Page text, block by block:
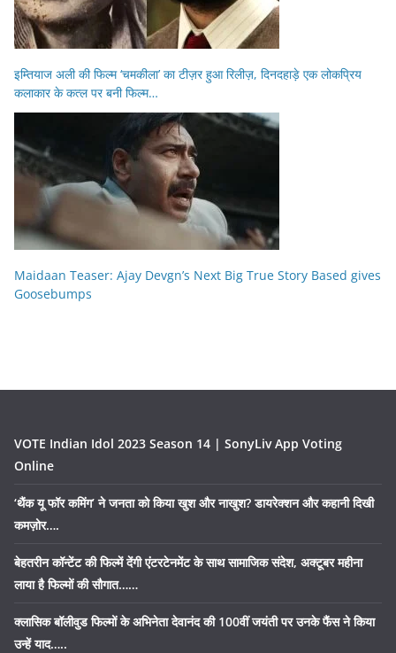
इम्तियाज अली की फिल्म ‘चमकीला’ का टीज़र हुआ रिलीज़, दिनदहाड़े एक लोकप्रिय
कलाकार के कत्ल पर बनी फिल्म…
Maidaan Teaser: Ajay Devgn’s Next Big True Story Based gives
Goosebumps
VOTE Indian Idol 2023 Season 14 | SonyLiv App Voting
Online
‘थैंक यू फॉर कमिंग’ ने जनता को किया खुश और नाखुश? डायरेक्शन और कहानी दिखी
कमज़ोर….
बेहतरीन कॉन्टेंट की फिल्में देंगी एंटरटेनमेंट के साथ सामाजिक संदेश, अक्टूबर महीना
लाया है फिल्मों की सौगात……
क्लासिक बॉलीवुड फिल्मों के अभिनेता देवानंद की 100वीं जयंती पर उनके फैंस ने किया
उन्हें याद…..